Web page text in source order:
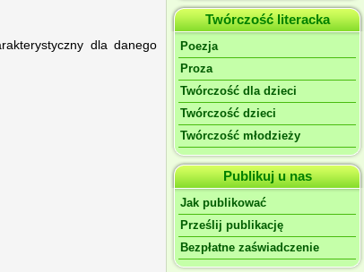
dla danego
Twórczość literacka
Poezja
Proza
Twórczość dla dzieci
Twórczość dzieci
Twórczość młodzieży
Publikuj u nas
Jak publikować
Prześlij publikację
Bezpłatne zaświadczenie